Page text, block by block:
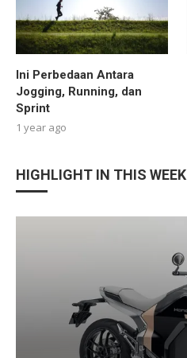
Ini Perbedaan Antara
Jogging, Running, dan
Sprint
1 year ago
HIGHLIGHT IN THIS WEEK